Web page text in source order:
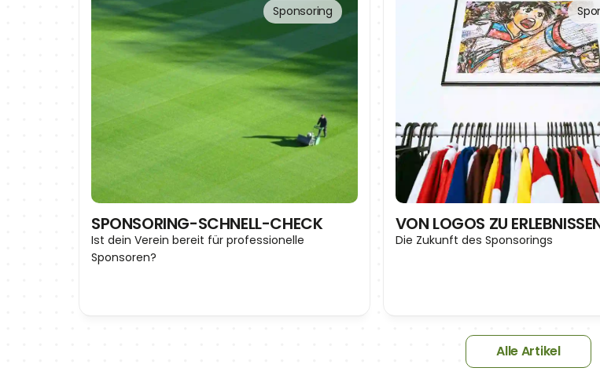
Sponsoring
SPONSORING-SCHNELL-CHECK
Ist dein Verein bereit für professionelle
Sponsoren?
VON LOGOS ZU
Die Zukunft des Sponsorings
Alle Artikel